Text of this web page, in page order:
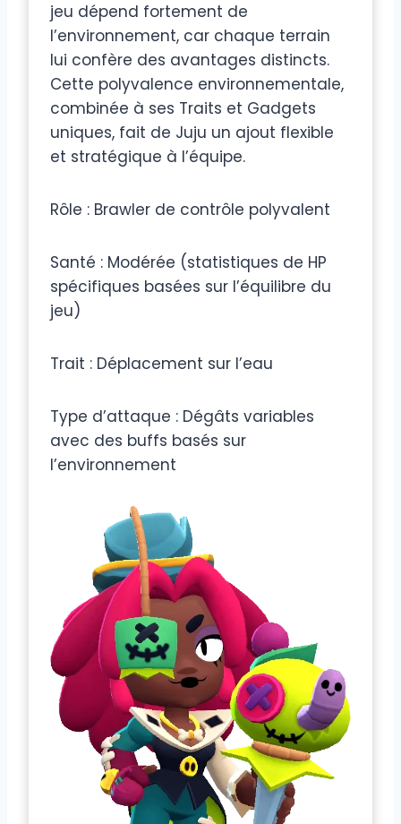
jeu dépend fortement de
l’environnement, car chaque terrain
lui confère des avantages distincts.
Cette polyvalence environnementale,
combinée à ses Traits et Gadgets
uniques, fait de Juju un ajout flexible
et stratégique à l’équipe.
Rôle : Brawler de contrôle polyvalent
Santé : Modérée (statistiques de HP
spécifiques basées sur l’équilibre du
jeu)
Trait : Déplacement sur l’eau
Type d’attaque : Dégâts variables
avec des buffs basés sur
l’environnement